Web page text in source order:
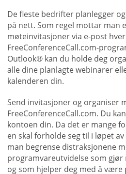
De fleste bedrifter planlegger
på nett. Som regel mottar man
møteinvitasjoner via e-post
FreeConferenceCall.com-
Outlook® kan du holde deg
alle dine planlagte webinarer
kalenderen din.
Send invitasjoner og organiser
FreeConferenceCall.com. Du
kontoen din. Da det er mange
en skal forholde seg til i løpet
man begrense distraksjonene
programvareutvidelse som
og som hjelper deg med å være